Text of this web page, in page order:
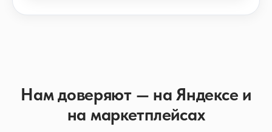
Нам доверяют — на Яндексе и
на маркетплейсах